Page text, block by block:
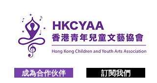
成為合作伙伴 訂閱我們